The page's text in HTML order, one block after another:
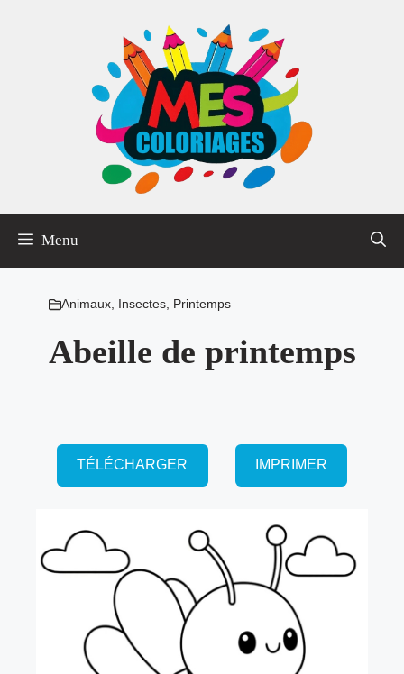
Menu
Animaux, Insectes, Printemps
Abeille de printemps
TÉLÉCHARGER IMPRIMER